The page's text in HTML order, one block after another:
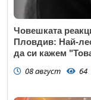
Човешката
Пловдив: Най-
да си кажем
08 август 64